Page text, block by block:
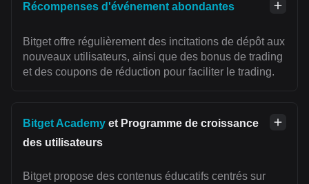
Récompenses d'événement abondantes
Bitget offre régulièrement des incitations de dépôt aux
nouveaux utilisateurs, ainsi que des bonus de trading
et des coupons de réduction pour faciliter le trading.
Bitget Academy et Programme de croissance
des utilisateurs
Bitget propose des contenus éducatifs centrés sur